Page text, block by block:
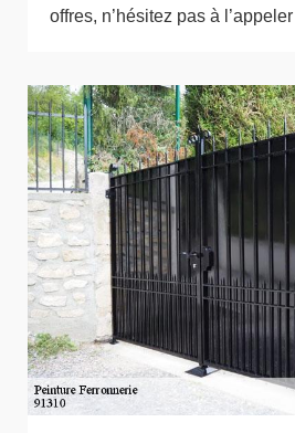
offres, n’hésitez pas à